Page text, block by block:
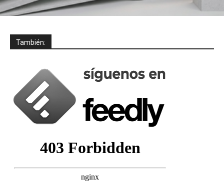
También: